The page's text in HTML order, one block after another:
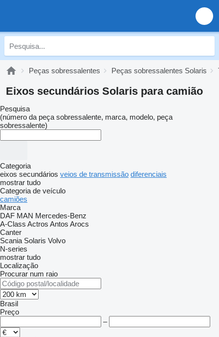
Peças sobressalentes Peças sobressalentes Solaris
Eixos secundários Solaris para camião
Pesquisa
(número da peça sobressalente, marca, modelo, peça
sobressalente)
Categoria
eixos secundários veios de transmissão diferenciais
mostrar tudo
Categoria de veículo
camiões
Marca
DAF MAN Mercedes-Benz
A-Class Actros Antos Arocs
Canter
Scania Solaris Volvo
N-series
mostrar tudo
Localização
Procurar num raio
Brasil
Preço
–